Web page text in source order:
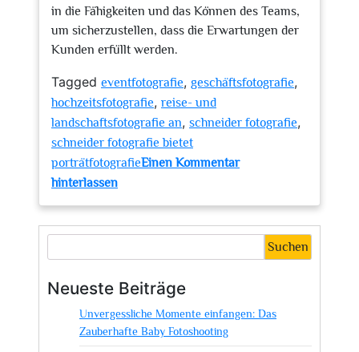
in die Fähigkeiten und das Können des Teams,
um sicherzustellen, dass die Erwartungen der
Kunden erfüllt werden.
Tagged eventfotografie, geschäftsfotografie,
hochzeitsfotografie, reise- und
landschaftsfotografie an, schneider fotografie,
schneider fotografie bietet
porträtfotografieEinen Kommentar
hinterlassenzu
Das
künstlerische
von
Schneider
Fotografie
Suchen
Neueste Beiträge
Unvergessliche Momente einfangen: Das
Zauberhafte Baby Fotoshooting